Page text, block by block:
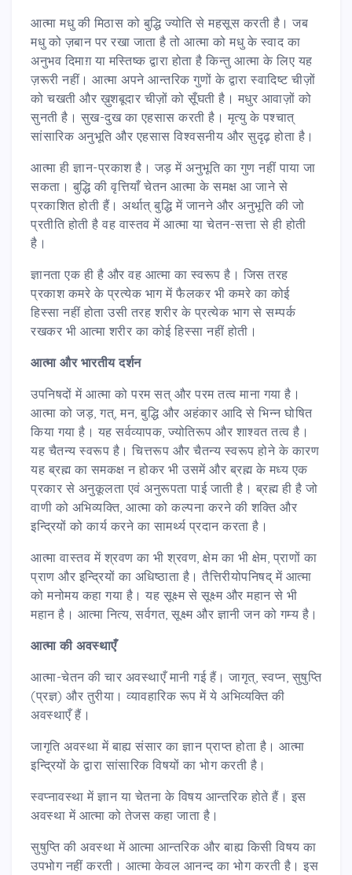
आत्मा मधु की मिठास को बुद्धि ज्योति से महसूस करती है। जब
मधु को ज़बान पर रखा जाता है तो आत्मा को मधु के स्वाद का
अनुभव दिमाग़ या मस्तिष्क द्वारा होता है किन्तु आत्मा के लिए यह
ज़रूरी नहीं। आत्मा अपने आन्तरिक गुणों के द्वारा स्वादिष्ट चीज़ों
को चखती और ख़ुशबूदार चीज़ों को सूँघती है। मधुर आवाज़ों को
सुनती है। सुख-दुख का एहसास करती है। मृत्यु के पश्चात्
सांसारिक अनुभूति और एहसास विश्वसनीय और सुदृढ़ होता है।
आत्मा ही ज्ञान-प्रकाश है। जड़ में अनुभूति का गुण नहीं पाया जा
सकता। बुद्धि की वृत्तियाँ चेतन आत्मा के समक्ष आ जाने से
प्रकाशित होती हैं। अर्थात् बुद्धि में जानने और अनुभूति की जो
प्रतीति होती है वह वास्तव में आत्मा या चेतन-सत्ता से ही होती
है।
ज्ञानता एक ही है और वह आत्मा का स्वरूप है। जिस तरह
प्रकाश कमरे के प्रत्येक भाग में फैलकर भी कमरे का कोई
हिस्सा नहीं होता उसी तरह शरीर के प्रत्येक भाग से सम्पर्क
रखकर भी आत्मा शरीर का कोई हिस्सा नहीं होती।
आत्मा और भारतीय दर्शन
उपनिषदों में आत्मा को परम सत् और परम तत्व माना गया है।
आत्मा को जड़, गत्, मन, बुद्धि और अहंकार आदि से भिन्न घोषित
किया गया है। यह सर्वव्यापक, ज्योतिरूप और शाश्वत तत्व है।
यह चैतन्य स्वरूप है। चित्तरूप और चैतन्य स्वरूप होने के कारण
यह ब्रह्म का समकक्ष न होकर भी उसमें और ब्रह्म के मध्य एक
प्रकार से अनुकूलता एवं अनुरूपता पाई जाती है। ब्रह्म ही है जो
वाणी को अभिव्यक्ति, आत्मा को कल्पना करने की शक्ति और
इन्द्रियों को कार्य करने का सामर्थ्य प्रदान करता है।
आत्मा वास्तव में श्रवण का भी श्रवण, क्षेम का भी क्षेम, प्राणों का
प्राण और इन्द्रियों का अधिष्ठाता है। तैत्तिरीयोपनिषद् में आत्मा
को मनोमय कहा गया है। यह सूक्ष्म से सूक्ष्म और महान से भी
महान है। आत्मा नित्य, सर्वगत, सूक्ष्म और ज्ञानी जन को गम्य है।
आत्मा की अवस्थाएँ
आत्मा-चेतन की चार अवस्थाएँ मानी गई हैं। जागृत्, स्वप्न, सुषुप्ति
(प्रज्ञ) और तुरीया। व्यावहारिक रूप में ये अभिव्यक्ति की
अवस्थाएँ हैं।
जागृति अवस्था में बाह्य संसार का ज्ञान प्राप्त होता है। आत्मा
इन्द्रियों के द्वारा सांसारिक विषयों का भोग करती है।
स्वप्नावस्था में ज्ञान या चेतना के विषय आन्तरिक होते हैं। इस
अवस्था में आत्मा को तेजस कहा जाता है।
सुषुप्ति की अवस्था में आत्मा आन्तरिक और बाह्य किसी विषय का
उपभोग नहीं करती। आत्मा केवल आनन्द का भोग करती है। इस